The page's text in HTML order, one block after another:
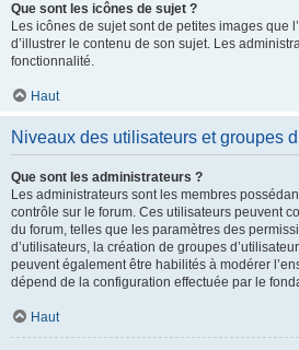
Que sont les icônes de sujet ?
Les icônes de sujet sont de petites images que
d’illustrer le contenu de son sujet. Les
fonctionnalité.
Haut
Niveaux des utilisateurs et groupes
Que sont les administrateurs ?
Les administrateurs sont les membres
contrôle sur le forum. Ces utilisateurs peuvent
du forum, telles que les paramètres des
d’utilisateurs, la création de groupes
peuvent également être habilités à modérer
dépend de la configuration effectuée par le
Haut